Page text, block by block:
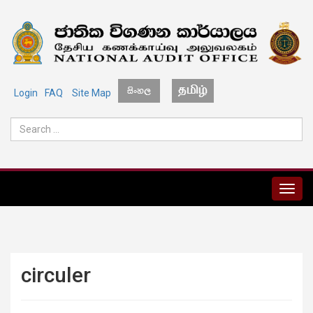
Login FAQ Site Map
MENU
circuler